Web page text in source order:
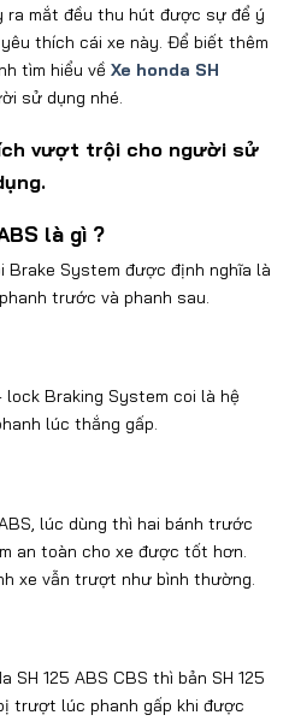
ra mắt đều thu hút được sự để ý
thích cái xe này. Để biết thêm
tìm hiểu về Xe honda SH
sử dụng nhé.
ích vượt trội cho người sử
là gì ?
Brake System được định nghĩa là
trước và phanh sau.
Braking System coi là hệ
lúc thắng gấp.
lúc dùng thì hai bánh trước
an toàn cho xe được tốt hơn.
xe vẫn trượt như bình thường.
SH 125 ABS CBS thì bản SH 125
trượt lúc phanh gấp khi được